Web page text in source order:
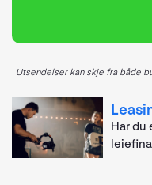
Utsendelser kan skje fra både
Har du